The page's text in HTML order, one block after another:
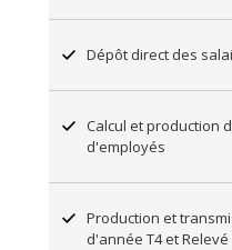
Dépôt direct des
Calcul et production
d'employés
Production et
d'année T4 et Relevé